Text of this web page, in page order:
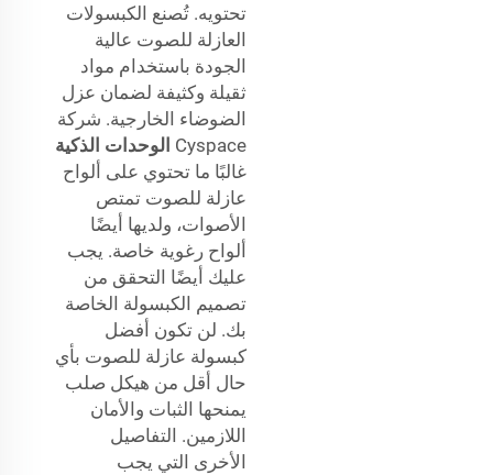
تحتويه. تُصنع الكبسولات
العازلة للصوت عالية
الجودة باستخدام مواد
ثقيلة وكثيفة لضمان عزل
الضوضاء الخارجية. شركة
Cyspace الوحدات الذكية
غالبًا ما تحتوي على ألواح
عازلة للصوت تمتص
الأصوات، ولديها أيضًا
ألواح رغوية خاصة. يجب
عليك أيضًا التحقق من
تصميم الكبسولة الخاصة
بك. لن تكون أفضل
كبسولة عازلة للصوت بأي
حال أقل من هيكل صلب
يمنحها الثبات والأمان
اللازمين. التفاصيل
الأخرى التي يجب